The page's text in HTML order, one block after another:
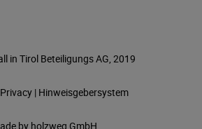
in Tirol Beteiligungs AG, 2019
Privacy | Hinweisgebersystem
by holzweg GmbH.